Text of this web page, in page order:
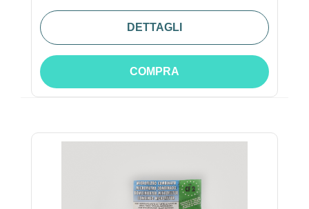
DETTAGLI
COMPRA